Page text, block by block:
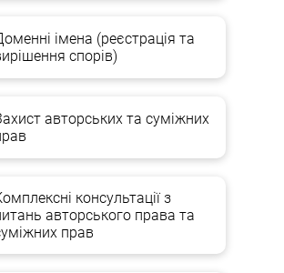
власності.
фінансування.
банкрутства.
і платоспроможність контрагента.
вичерпну інформацію про інтелектуальну
яка, ймовірно, буде інвестовано. Це
імена (реєстрація та
спорів)
авторських та суміжних
консультації з
авторського права та
прав